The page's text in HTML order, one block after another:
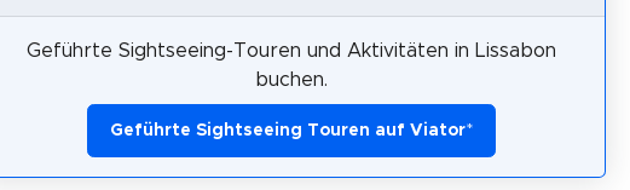
Geführte Sightseeing-Touren und Aktivitäten in Lissabon
buchen.
Geführte Sightseeing Touren auf Viator*